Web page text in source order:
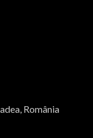
România